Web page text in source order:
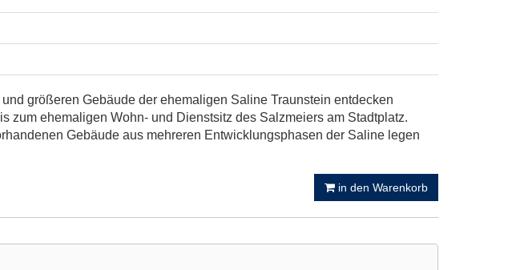
größeren Gebäude der ehemaligen Saline Traunstein entdecken
zum ehemaligen Wohn- und Dienstsitz des Salzmeiers am Stadtplatz.
Gebäude aus mehreren Entwicklungsphasen der Saline legen
in den Warenkorb